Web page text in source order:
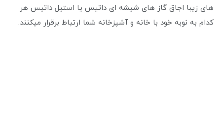
های زیبا اجاق گاز های شیشه ای داتیس یا استیل داتیس هر
کدام به نوبه خود با خانه و آشپزخانه شما ارتباط برقرار میکنند.